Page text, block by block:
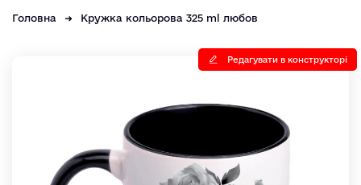
Головна Кружка кольорова 325 ml любов
Редагувати в конструкторі